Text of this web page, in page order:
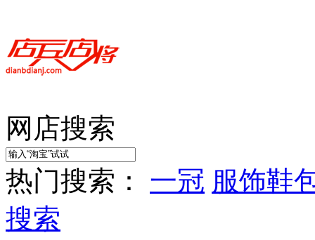
网店搜索
热门搜索： 一冠 服饰鞋
搜索